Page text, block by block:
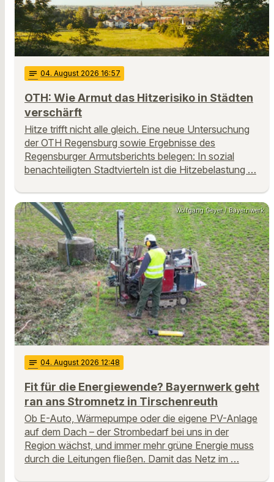
notes 04. August 2026 16:57
OTH: Wie Armut das Hitzerisiko in Städten
verschärft
Hitze trifft nicht alle gleich. Eine neue Untersuchung
der OTH Regensburg sowie Ergebnisse des
Regensburger Armutsberichts belegen: In sozial
benachteiligten Stadtvierteln ist die Hitzebelastung …
Wolfgang Geyer / Bayernwerk
notes 04. August 2026 12:48
Fit für die Energiewende? Bayernwerk geht
ran ans Stromnetz in Tirschenreuth
Ob E-Auto, Wärmepumpe oder die eigene PV-Anlage
auf dem Dach – der Strombedarf bei uns in der
Region wächst, und immer mehr grüne Energie muss
durch die Leitungen fließen. Damit das Netz im …